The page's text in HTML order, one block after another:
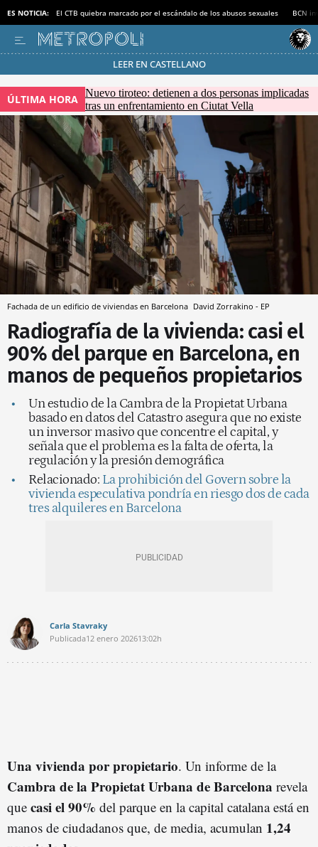
ES NOTICIA: El CTB quiebra marcado por el escándalo de los abusos sexuales BCN
LEER EN CASTELLANO
Pásate al MODO AHORRO
ÚLTIMA HORA Nuevo tiroteo: detienen a dos personas implicadas
tras un enfrentamiento en Ciutat Vella
Fachada de un edificio de viviendas en Barcelona David Zorrakino - EP
Radiografía de la vivienda: casi el
90% del parque en Barcelona, en
manos de pequeños propietarios
Un estudio de la Cambra de la Propietat Urbana
basado en datos del Catastro asegura que no existe
un inversor masivo que concentre el capital, y
señala que el problema es la falta de oferta, la
regulación y la presión demográfica
Relacionado: La prohibición del Govern sobre la
vivienda especulativa pondría en riesgo dos de cada
tres alquileres en Barcelona
Carla Stavraky
Publicada12 enero 202613:02h
Una vivienda por propietario. Un informe de la
Cambra de la Propietat Urbana de Barcelona revela
que casi el 90% del parque en la capital catalana está en
manos de ciudadanos que, de media, acumulan 1,24